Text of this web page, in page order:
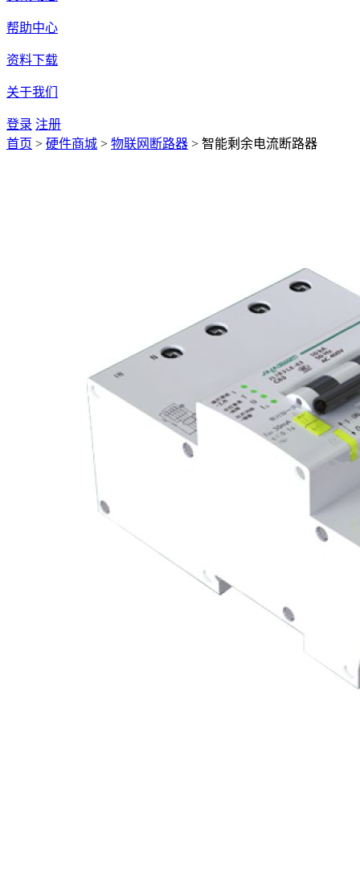
帮助中心
资料下载
关于我们
登录 注册
首页 > 硬件商城 > 物联网断路器 > 智能剩余电流断路器